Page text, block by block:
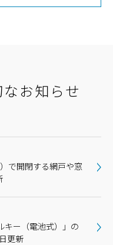
お知らせ
で開閉する網戸や窓
キー（電池式）」の
更新